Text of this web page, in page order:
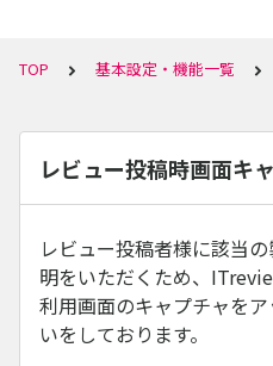
TOP 基本設定・機能一覧
レビュー投稿時画面キ
レビュー投稿者様に該当
明をいただくため、
利用画面のキャプチャを
いをしております。